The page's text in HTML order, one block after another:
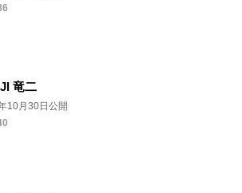
竜二
10月30日公開